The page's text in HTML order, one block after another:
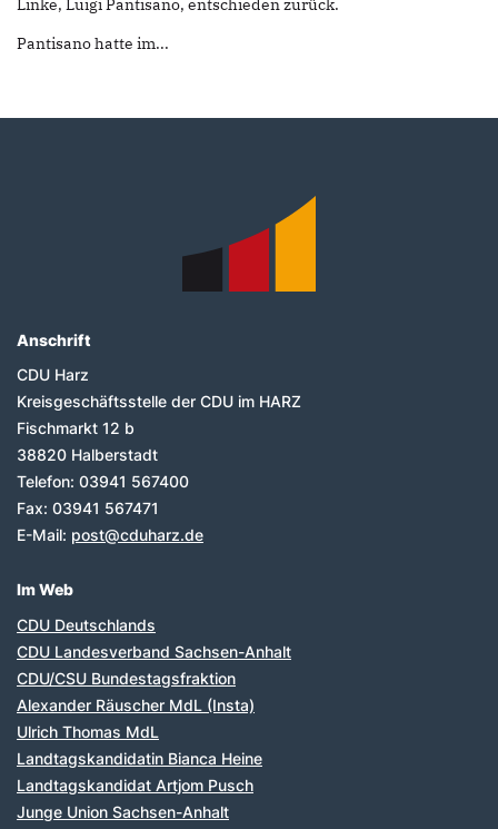
Pantisano hatte im...
Anschrift
CDU Harz
Kreisgeschäftsstelle der CDU im HARZ
Fischmarkt 12 b
38820 Halberstadt
Telefon: 03941 567400
Fax: 03941 567471
E-Mail: post@cduharz.de
Im Web
CDU Deutschlands
CDU Landesverband Sachsen-Anhalt
CDU/CSU Bundestagsfraktion
Alexander Räuscher MdL (Insta)
Ulrich Thomas MdL
Landtagskandidatin Bianca Heine
Landtagskandidat Artjom Pusch
Junge Union Sachsen-Anhalt